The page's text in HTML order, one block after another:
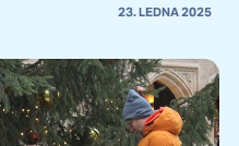
23. LEDNA 2025